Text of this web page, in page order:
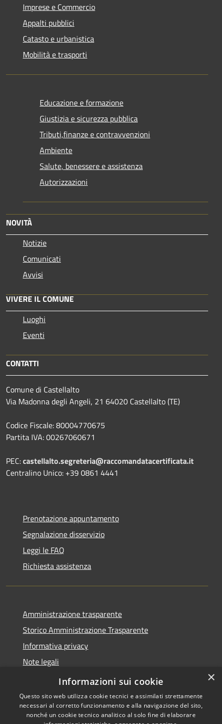
Imprese e Commercio
Appalti pubblici
Catasto e urbanistica
Mobilità e trasporti
Educazione e formazione
Giustizia e sicurezza pubblica
Tributi,finanze e contravvenzioni
Ambiente
Salute, benessere e assistenza
Autorizzazioni
NOVITÀ
Notizie
Comunicati
Avvisi
VIVERE IL COMUNE
Luoghi
Eventi
CONTATTI
Comune di Castellalto
Via Madonna degli Angeli, 21 64020 Castellalto (TE)
Codice Fiscale: 80004770675
Partita IVA: 00267060671
PEC:castellalto.segreteria@raccomandatacertificata.it
Centralino Unico: +39 0861 4441
Prenotazione appuntamento
Segnalazione disservizio
Leggi le FAQ
Richiesta assistenza
Amministrazione trasparente
Storico Amministrazione Trasparente
Informativa privacy
Note legali
Dichiarazione di accessibilità
×
Informazioni sui cookie
Questo sito web utilizza cookie tecnici e assimilati strettamente
necessari al corretto funzionamento e alla navigazione del sito,
nonché un cookie tecnico analitico al solo fine di elaborare